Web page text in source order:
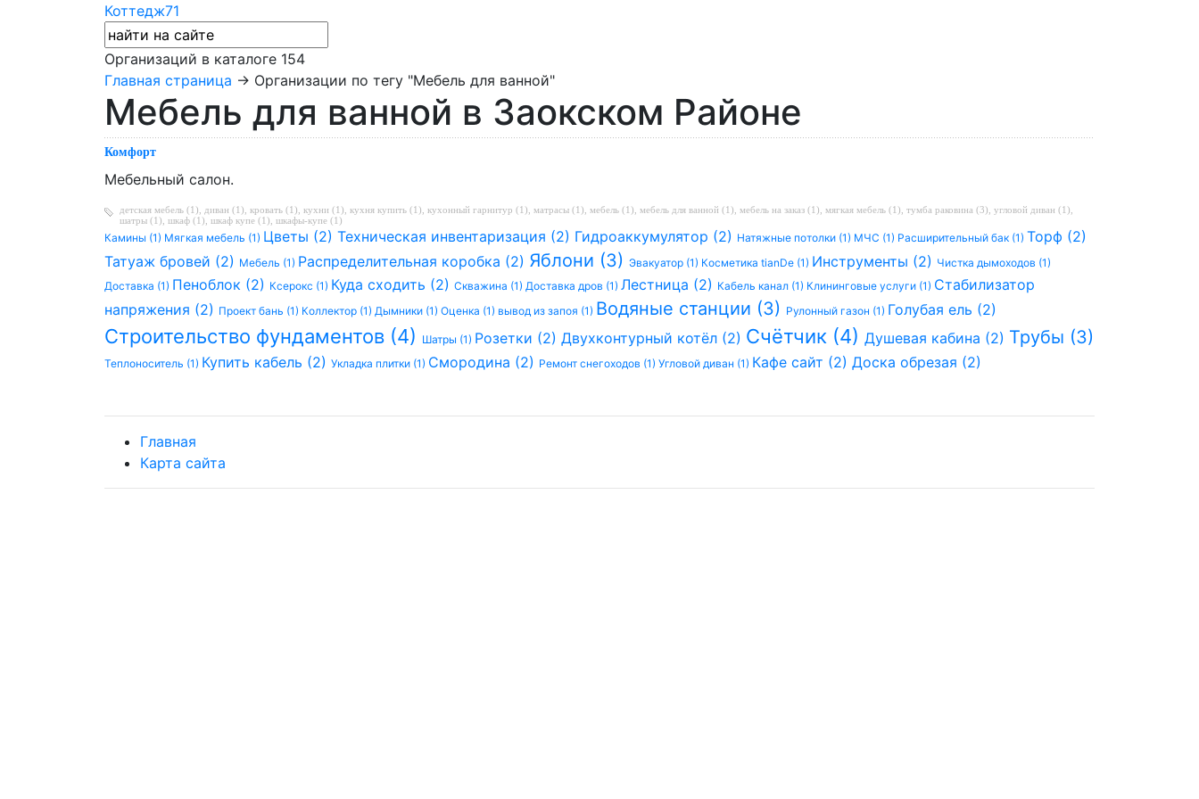
Коттедж71
Организаций в каталоге 154
Главная страница → Организации по тегу "Мебель для ванной"
Мебель для ванной в Заокском Районе
Комфорт
Мебельный салон.
детская мебель (1) диван (1) кровать (1) кухни (1) кухня купить (1) кухонный гарнитур (1) матрасы (1) мебель (1) мебель для ванной (1) мебель на заказ (1) мягкая мебель (1) тумба раковина (3) угловой диван (1)
шатры (1) шкаф (1) шкаф купе (1) шкафы-купе (1)
Камины (1) Мягкая мебель (1) Цветы (2) Техническая инвентаризация (2) Гидроаккумулятор (2) Натяжные потолки (1) МЧС (1) Расширительный бак (1) Торф (2)
Татуаж бровей (2) Мебель (1) Распределительная коробка (2) Яблони (3) Эвакуатор (1) Косметика tianDe (1) Инструменты (2) Чистка дымоходов (1)
Доставка (1) Пеноблок (2) Ксерокс (1) Куда сходить (2) Скважина (1) Доставка дров (1) Лестница (2) Кабель канал (1) Клининговые услуги (1) Стабилизатор
напряжения (2) Проект бань (1) Коллектор (1) Дымники (1) Оценка (1) вывод из запоя (1) Водяные станции (3) Рулонный газон (1) Голубая ель (2)
Строительство фундаментов (4) Шатры (1) Розетки (2) Двухконтурный котёл (2) Счётчик (4) Душевая кабина (2) Трубы (3)
Теплоноситель (1) Купить кабель (2) Укладка плитки (1) Смородина (2) Ремонт снегоходов (1) Угловой диван (1) Кафе сайт (2) Доска обрезая (2)
Главная
Карта сайта